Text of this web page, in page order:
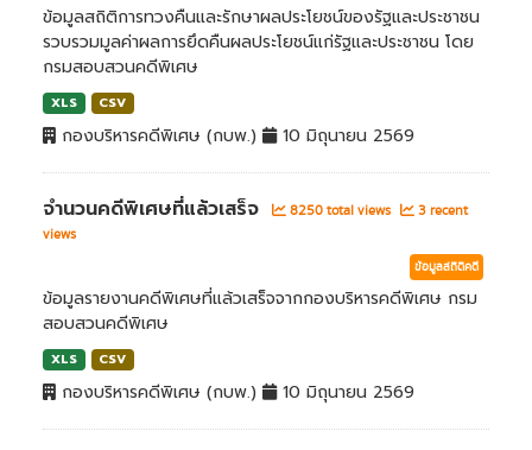
ข้อมูลสถิติการทวงคืนและรักษาผลประโยชน์ของรัฐและประชาชน
รวบรวมมูลค่าผลการยึดคืนผลประโยชน์แก่รัฐและประชาชน โดย
กรมสอบสวนคดีพิเศษ
XLS CSV
กองบริหารคดีพิเศษ (กบพ.) 10 มิถุนายน 2569
จำนวนคดีพิเศษที่แล้วเสร็จ 8250 total views
3 recent
views
ข้อมูลสถิติคดี
ข้อมูลรายงานคดีพิเศษที่แล้วเสร็จจากกองบริหารคดีพิเศษ กรม
สอบสวนคดีพิเศษ
XLS CSV
กองบริหารคดีพิเศษ (กบพ.) 10 มิถุนายน 2569